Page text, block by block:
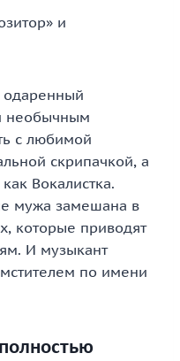
и
одаренный
необычным
с любимой
скрипачкой, а
Вокалистка.
мужа замешана в
которые приводят
И музыкант
по имени